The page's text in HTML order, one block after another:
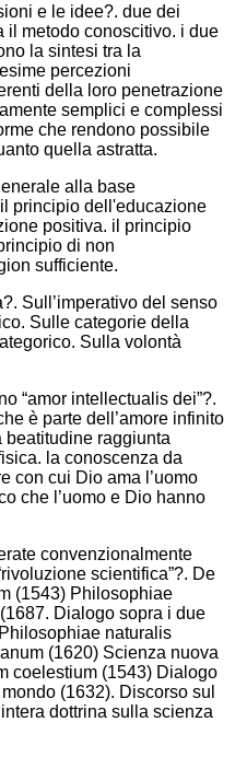
e le idee?. due dei
il metodo conoscitivo. i due
la sintesi tra la
percezioni
della loro penetrazione
semplici e complessi
che rendono possibile
quella astratta.
alla base
principio dell'educazione
positiva. il principio
di non
sufficiente.
Sull’imperativo del senso
Sulle categorie della
Sulla volontà
“amor intellectualis dei”?.
è parte dell’amore infinito
beatitudine raggiunta
la conoscenza da
con cui Dio ama l’uomo
che l’uomo e Dio hanno
convenzionalmente
scientifica”?. De
(1543) Philosophiae
Dialogo sopra i due
naturalis
(1620) Scienza nuova
coelestium (1543) Dialogo
(1632). Discorso sul
dottrina sulla scienza